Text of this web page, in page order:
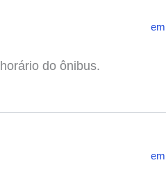
em
do ônibus.
em